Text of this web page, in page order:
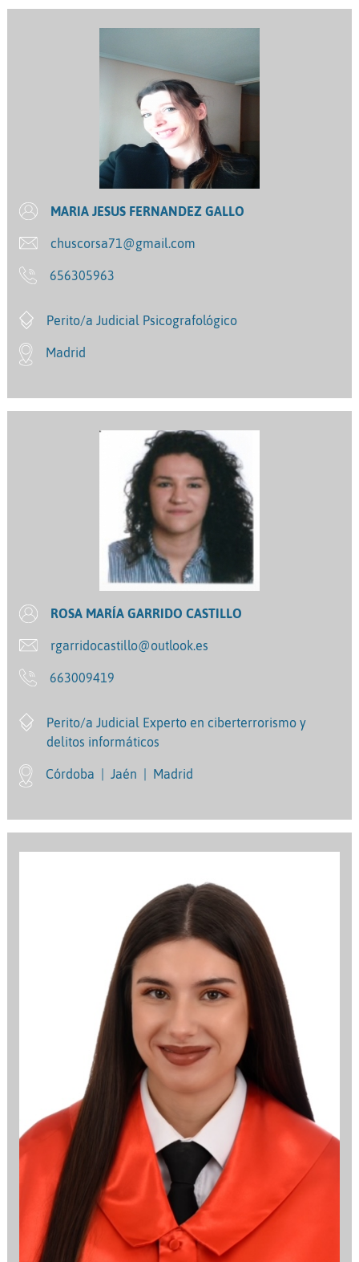
MARIA JESUS FERNANDEZ GALLO
chuscorsa71@gmail.com
656305963
Perito/a Judicial Psicografológico
Madrid
ROSA MARÍA GARRIDO CASTILLO
rgarridocastillo@outlook.es
663009419
Perito/a Judicial Experto en ciberterrorismo y
delitos informáticos
Córdoba Jaén Madrid